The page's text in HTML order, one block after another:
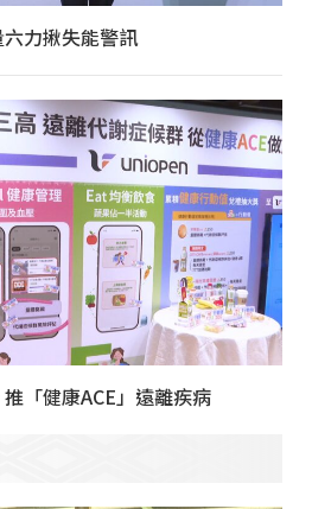
力揪失能警訊
「健康ACE」遠離疾病